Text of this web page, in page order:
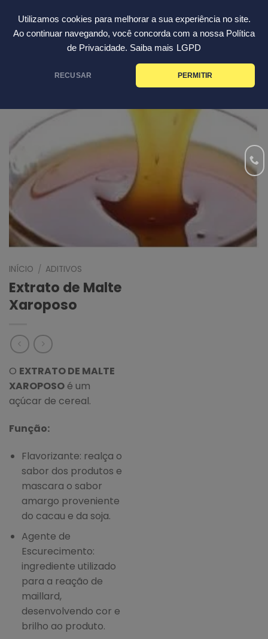
Utilizamos cookies para melhorar a sua experiência no site.
Ao continuar navegando, você concorda com a nossa Política
de Privacidade. Saiba mais LGPD
RECUSAR PERMITIR
content
INÍCIO / ADITIVOS
Extrato de Malte
Xaroposo
O EXTRATO DE MALTE
XAROPOSO é um
açúcar de cereal.
Função:
Flavorizante: realça o
sabor dos produtos e
mascara o sabor
amargo proveniente
do cacau e da soja.
Agente de
Escurecimento:
ingrediente utilizado
para a reação de
maillard,
desenvolvendo cor e
brilho ao produto.